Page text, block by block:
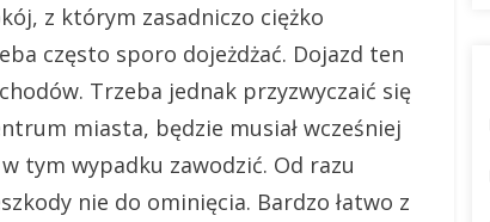
z którym zasadniczo ciężko
często sporo dojeżdżać. Dojazd ten
Trzeba jednak przyzwyczaić się
miasta, będzie musiał wcześniej
tym wypadku zawodzić. Od razu
nie do ominięcia. Bardzo łatwo z